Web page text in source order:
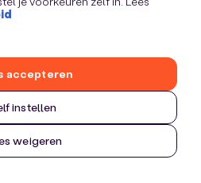
instellen
weigeren
accepteren